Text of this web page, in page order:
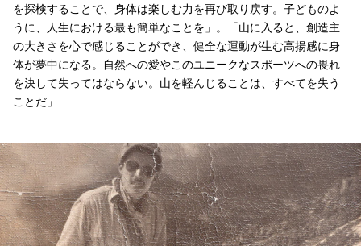
を探検することで、身体は楽しむ力を再び取り戻す。子どものよ
うに、人生における最も簡単なことを」。「山に入ると、創造主
の大きさを心で感じることができ、健全な運動が生む高揚感に身
体が夢中になる。自然への愛やこのユニークなスポーツへの畏れ
を決して失ってはならない。山を軽んじることは、すべてを失う
ことだ」